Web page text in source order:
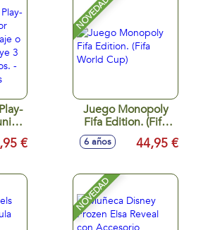
€
NOVEDAD
Juego Monopoly
Fifa Edition. (Fifa
World Cup)
6 años 44,95 €
NOVEDAD